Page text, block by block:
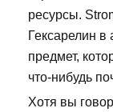
ресурсы.
Гексарелин
предмет,
что-нибудь
Хотя вы